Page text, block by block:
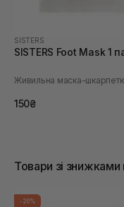
SISTERS
SISTERS Foot Mask 1
150₴
Товари зі знижками
-20%